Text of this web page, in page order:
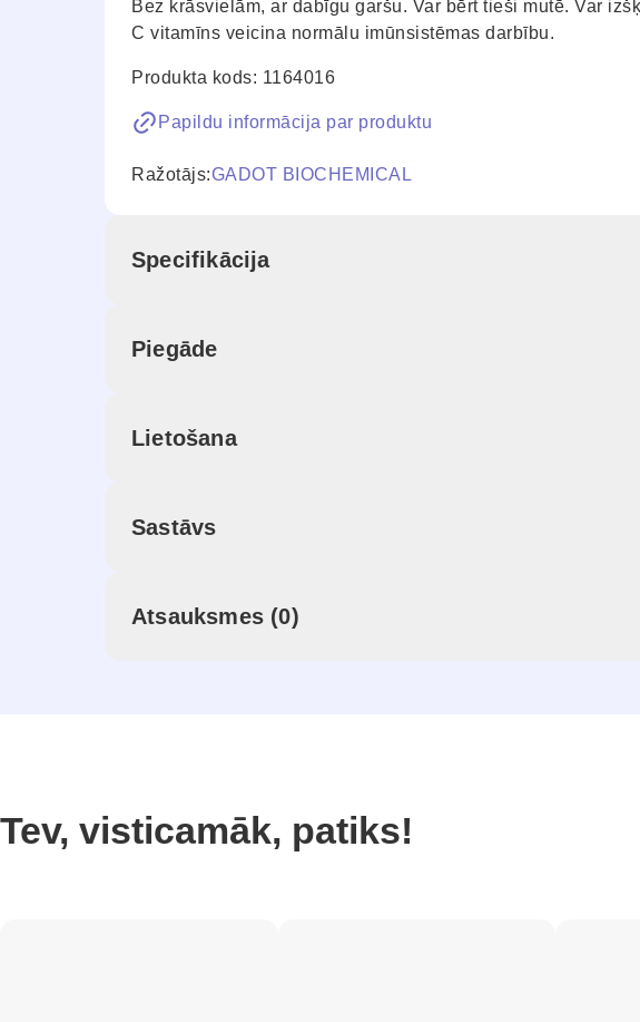
Bez krāsvielām, ar dabīgu garšu. Var bērt tieši mutē. Var
C vitamīns veicina normālu imūnsistēmas darbību.
Produkta kods: 1164016
Papildu informācija par produktu
Ražotājs:GADOT BIOCHEMICAL
Specifikācija
Piegāde
Lietošana
Sastāvs
Atsauksmes (0)
Tev, visticamāk, patiks!